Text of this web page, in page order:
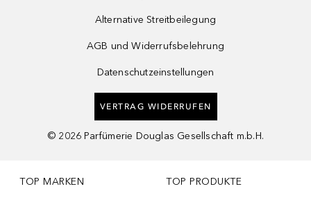
Alternative Streitbeilegung
AGB und Widerrufsbelehrung
Datenschutzeinstellungen
VERTRAG WIDERRUFEN
© 2026 Parfümerie Douglas Gesellschaft m.b.H.
TOP MARKEN TOP PRODUKTE